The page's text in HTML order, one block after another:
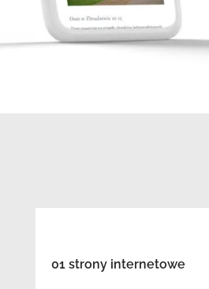
01 strony internetowe